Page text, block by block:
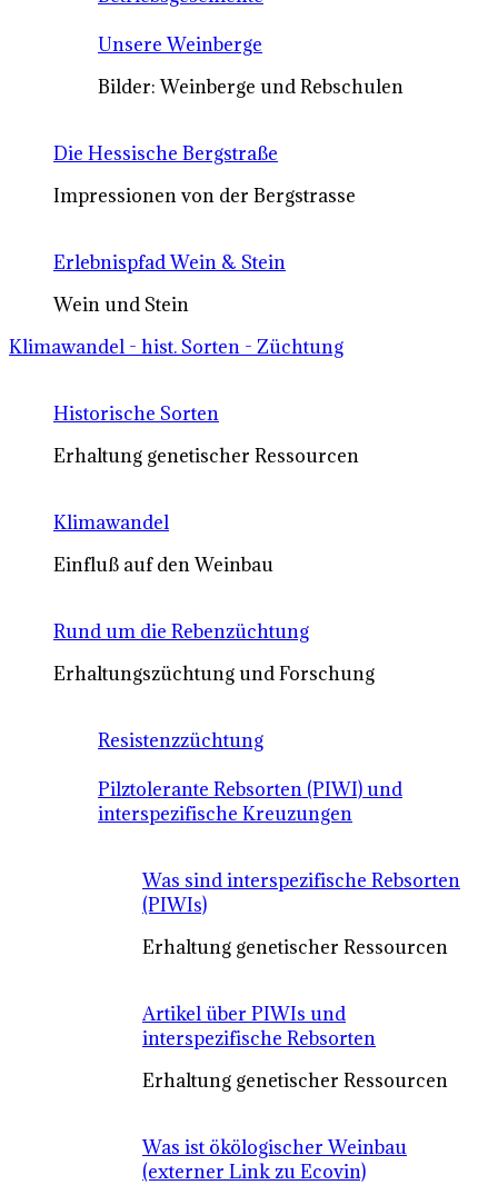
Unsere Weinberge
Bilder: Weinberge und Rebschulen
Die Hessische Bergstraße
Impressionen von der Bergstrasse
Erlebnispfad Wein & Stein
Wein und Stein
Klimawandel - hist. Sorten - Züchtung
Historische Sorten
Erhaltung genetischer Ressourcen
Klimawandel
Einfluß auf den Weinbau
Rund um die Rebenzüchtung
Erhaltungszüchtung und Forschung
Resistenzzüchtung
Pilztolerante Rebsorten (PIWI) und
interspezifische Kreuzungen
Was sind interspezifische Rebsorten
(PIWIs)
Erhaltung genetischer Ressourcen
Artikel über PIWIs und
interspezifische Rebsorten
Erhaltung genetischer Ressourcen
Was ist ökölogischer Weinbau
(externer Link zu Ecovin)